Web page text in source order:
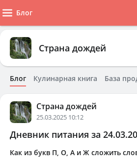
Блог
Страна дождей
Блог Кулинарная книга База
Страна дождей
25.03.2025 10:12
Дневник питания за
Как из букв П, О, А и Ж сложить